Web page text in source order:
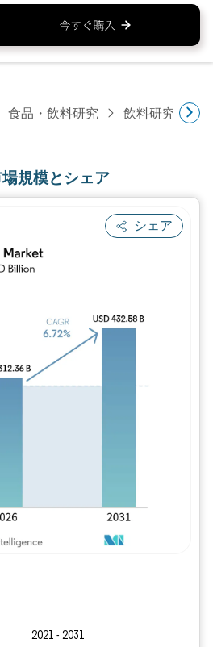
食品・飲料研究 飲料研究
規模とシェア
シェア
2021 - 2031